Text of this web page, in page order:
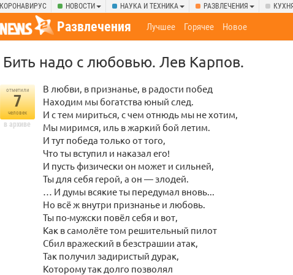
КОРОНАВИРУС НОВОСТИ НАУКА И ТЕХНИКА РАЗВЛЕЧЕНИЯ
Развлечения Лучшее Горячее Новое
Бить надо с любовью. Лев Карпов.
отметили
7
человек
в архиве
В любви, в признанье, в радости побед
Находим мы богатства юный след.
И с тем мириться, с чем отнюдь мы не хотим,
Мы миримся, иль в жаркий бой летим.
И тут победа только от того,
Что ты вступил и наказал его!
И пусть физически он может и сильней,
Ты для себя герой, а он — злодей.
… И думы всякие ты передумал вновь...
Но всё ж внутри признанье и любовь.
Ты по-мужски повёл себя и вот,
Как в самолёте том решительный пилот
Сбил вражеский в безстрашии атак,
Так получил задиристый дурак,
Которому так долго позволял